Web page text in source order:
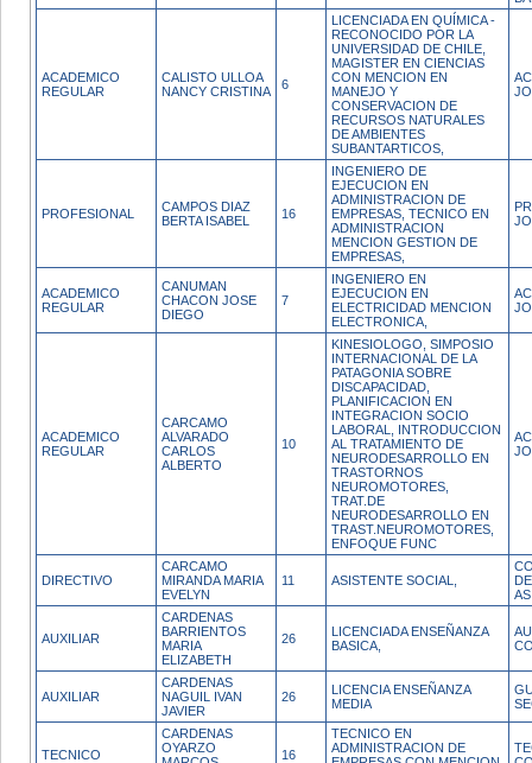
ACADEMICO
REGULAR
CALISTO ULLOA
NANCY CRISTINA
6
LICENCIADA EN QUÍMICA -
RECONOCIDO POR LA
UNIVERSIDAD DE CHILE,
MAGISTER EN CIENCIAS
CON MENCION EN
MANEJO Y
CONSERVACION DE
RECURSOS NATURALES
DE AMBIENTES
SUBANTARTICOS,
PROFESIONAL
CAMPOS DIAZ
BERTA ISABEL
16
INGENIERO DE
EJECUCION EN
ADMINISTRACION DE
EMPRESAS, TECNICO EN
ADMINISTRACION
MENCION GESTION DE
EMPRESAS,
ACADEMICO
REGULAR
CANUMAN
CHACON JOSE
DIEGO
7
INGENIERO EN
EJECUCION EN
ELECTRICIDAD MENCION
ELECTRONICA,
ACADEMICO
REGULAR
CARCAMO
ALVARADO
CARLOS
ALBERTO
10
KINESIOLOGO, SIMPOSIO
INTERNACIONAL DE LA
PATAGONIA SOBRE
DISCAPACIDAD,
PLANIFICACION EN
INTEGRACION SOCIO
LABORAL, INTRODUCCION
AL TRATAMIENTO DE
NEURODESARROLLO EN
TRASTORNOS
NEUROMOTORES,
TRAT.DE
NEURODESARROLLO EN
TRAST.NEUROMOTORES,
ENFOQUE FUNC
DIRECTIVO
CARCAMO
MIRANDA MARIA
EVELYN
11 ASISTENTE SOCIAL,
AUXILIAR
CARDENAS
BARRIENTOS
MARIA
ELIZABETH
26
LICENCIADA ENSEÑANZA
BASICA,
AUXILIAR
CARDENAS
NAGUIL IVAN
JAVIER
26
LICENCIA ENSEÑANZA
MEDIA
TECNICO
CARDENAS
OYARZO
16
TECNICO EN
ADMINISTRACION DE